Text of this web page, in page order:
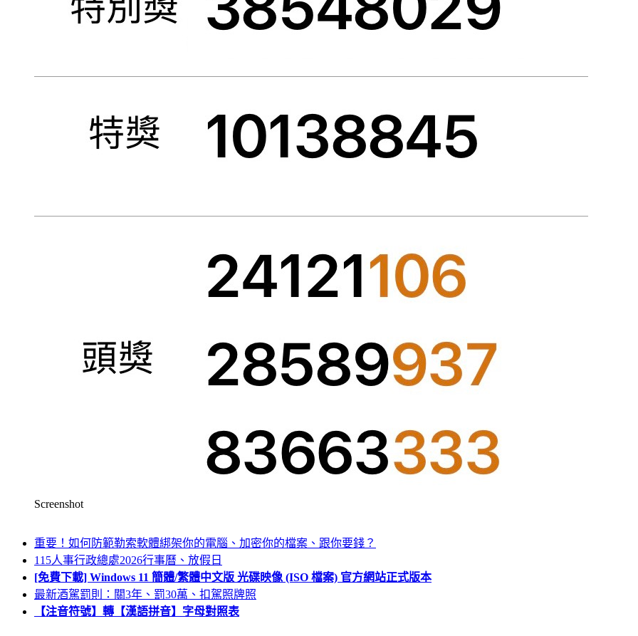
Screenshot
重要！如何防範勒索軟體綁架你的電腦、加密你的檔案、跟你要錢？
115人事行政總處2026行事曆、放假日
[免費下載] Windows 11 簡體/繁體中文版 光碟映像 (ISO 檔案) 官方網站正式版本
最新酒駕罰則：關3年、罰30萬、扣駕照牌照
【注音符號】轉【漢語拼音】字母對照表